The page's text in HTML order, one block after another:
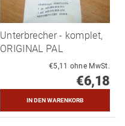
Unterbrecher - komplet,
ORIGINAL PAL
€5,11 ohne MwSt.
€6,18